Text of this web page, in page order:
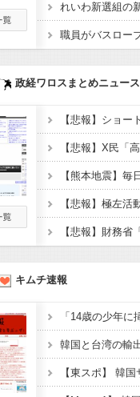
政経ワロスまとめニュース
キムチ速報